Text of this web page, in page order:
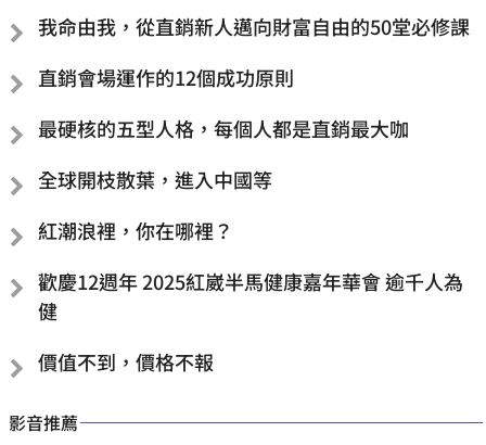
我命由我，從直銷新人邁向財富自由的50堂必修課
直銷會場運作的12個成功原則
最硬核的五型人格，每個人都是直銷最大咖
全球開枝散葉，進入中國等
紅潮浪裡，你在哪裡？
歡慶12週年 2025紅崴半馬健康嘉年華會 逾千人為
健
價值不到，價格不報
影音推薦